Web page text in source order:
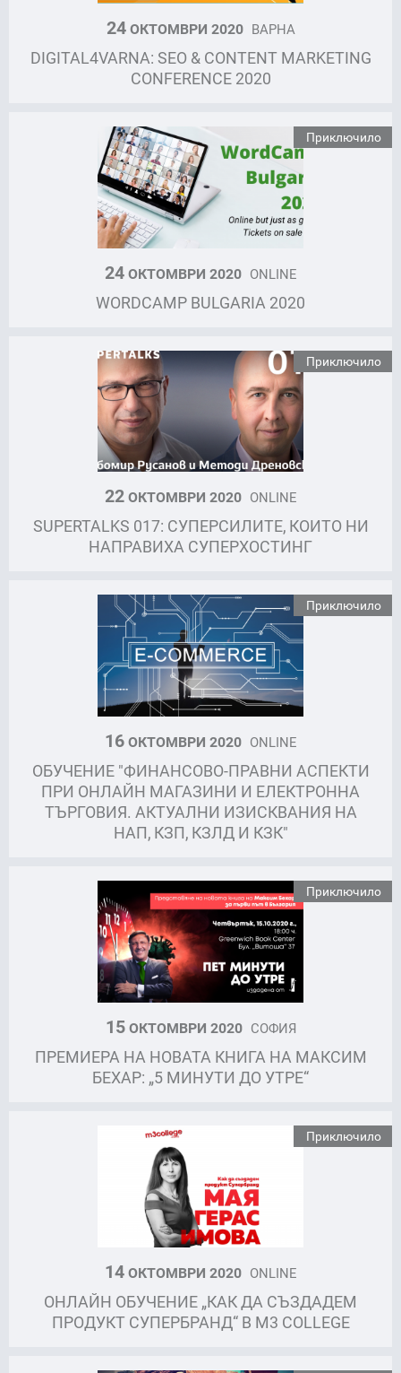
24ОКТОМВРИ 2020 ВАРНА
DIGITAL4VARNA: SEO & CONTENT MARKETING
CONFERENCE 2020
Приключило
24ОКТОМВРИ 2020 ONLINE
WORDCAMP BULGARIA 2020
Приключило
22ОКТОМВРИ 2020 ONLINE
SUPERTALKS 017: СУПЕРСИЛИТЕ, КОИТО НИ
НАПРАВИХА СУПЕРХОСТИНГ
Приключило
16ОКТОМВРИ 2020 ONLINE
ОБУЧЕНИЕ "ФИНАНСОВО-ПРАВНИ АСПЕКТИ
ПРИ ОНЛАЙН МАГАЗИНИ И ЕЛЕКТРОННА
ТЪРГОВИЯ. АКТУАЛНИ ИЗИСКВАНИЯ НА
НАП, КЗП, КЗЛД И КЗК"
Приключило
15ОКТОМВРИ 2020 СОФИЯ
ПРЕМИЕРА НА НОВАТА КНИГА НА МАКСИМ
БЕХАР: „5 МИНУТИ ДО УТРЕ“
Приключило
14ОКТОМВРИ 2020 ONLINE
ОНЛАЙН ОБУЧЕНИЕ „КАК ДА СЪЗДАДЕМ
ПРОДУКТ СУПЕРБРАНД“ В M3 COLLEGE